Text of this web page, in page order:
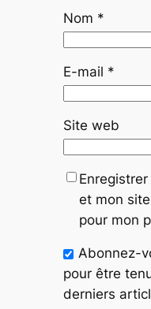
Nom *
E-mail *
Site web
et mon
pour mon
Abonnez-
pour être
derniers